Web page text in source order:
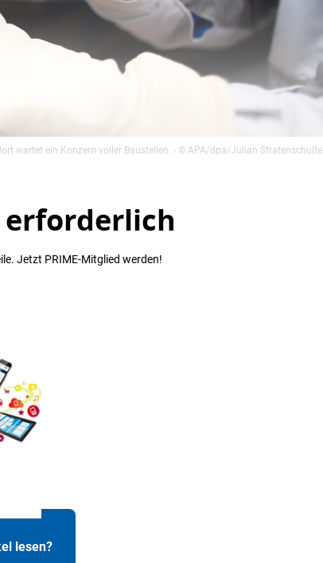
wartet ein Konzern voller Baustellen. - © APA/dpa/Julian Stratenschulte
Jetzt PRIME-Mitglied werden!
lesen?